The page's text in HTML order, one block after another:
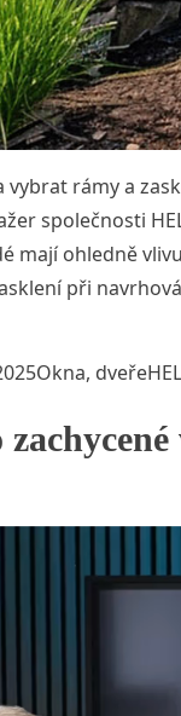
rámy a
společnosti
mají ohledně
při
Posted in
Okna, dveře